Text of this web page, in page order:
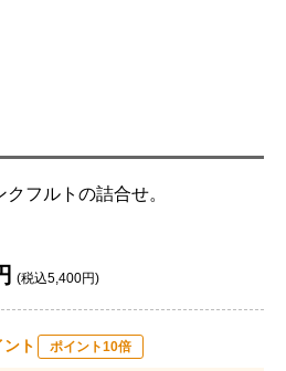
フルトの詰合せ。
(税込5,400円)
ント ポイント10倍